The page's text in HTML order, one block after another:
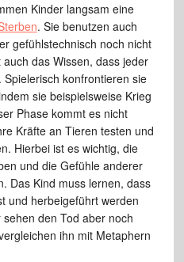
Kinder langsam eine
. Sie benutzen auch
gefühlstechnisch noch nicht
das Wissen, dass jeder
konfrontieren sie
sie beispielsweise Krieg
Phase kommt es nicht
Kräfte an Tieren testen und
Hierbei ist es wichtig, die
und die Gefühle anderer
Das Kind muss lernen, dass
und herbeigeführt werden
den Tod aber noch
ihn mit Metaphern